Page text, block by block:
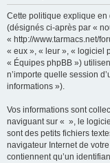
Cette politique explique
(désignés ci-après par «
« http://www.tarmacs.net/
« eux », « leur », « logiciel
« Équipes phpBB »)
n’importe quelle session
informations »).
Vos informations sont
naviguant sur « », le
sont des petits fichiers
navigateur Internet de
contiennent qu’un